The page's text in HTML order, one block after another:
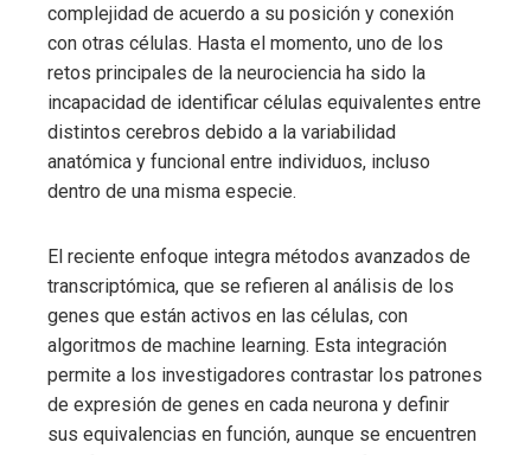
complejidad de acuerdo a su posición y conexión
con otras células. Hasta el momento, uno de los
retos principales de la neurociencia ha sido la
incapacidad de identificar células equivalentes entre
distintos cerebros debido a la variabilidad
anatómica y funcional entre individuos, incluso
dentro de una misma especie.
El reciente enfoque integra métodos avanzados de
transcriptómica, que se refieren al análisis de los
genes que están activos en las células, con
algoritmos de machine learning. Esta integración
permite a los investigadores contrastar los patrones
de expresión de genes en cada neurona y definir
sus equivalencias en función, aunque se encuentren